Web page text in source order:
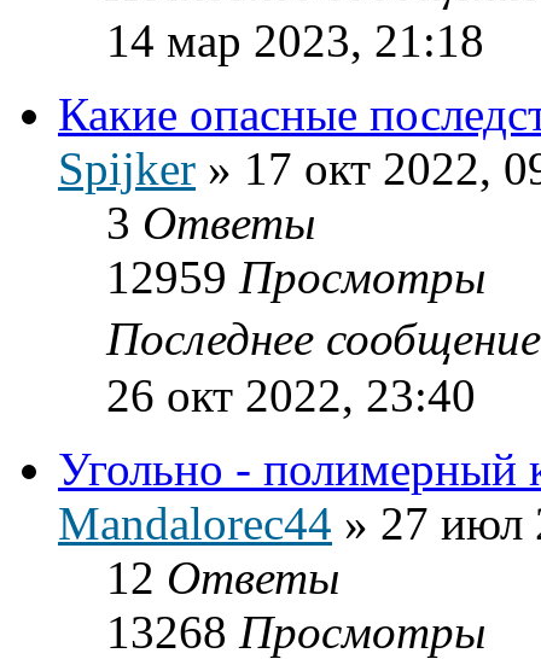
14 мар 2023, 21:18
Какие опасные
Spijker » 17 окт 2022,
3 Ответы
12959 Просмотры
Последнее
26 окт 2022, 23:40
Угольно - полимерный
Mandalorec44 » 27 июл
12 Ответы
13268 Просмотры